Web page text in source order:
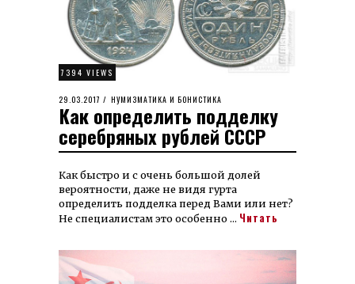
7394 VIEWS
POSTED
ON
29.03.2017 23.12.2025
НУМИЗМАТИКА И БОНИСТИКА
Как определить подделку
серебряных рублей СССР
Как быстро и с очень большой долей
вероятности, даже не видя гурта
определить подделка перед Вами или нет?
Не специалистам это особенно … Читать